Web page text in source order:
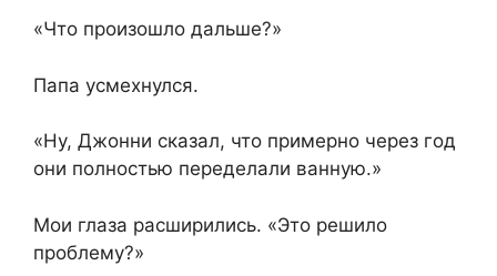
«Что произошло дальше?»
Папа усмехнулся.
«Ну, Джонни сказал, что примерно через год
они полностью переделали ванную.»
Мои глаза расширились. «Это решило
проблему?»